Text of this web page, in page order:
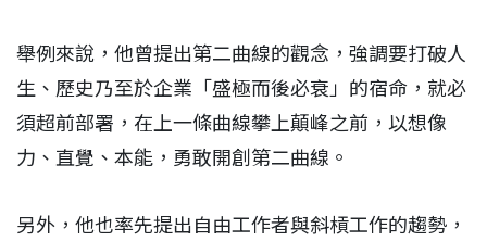
舉例來說，他曾提出第二曲線的觀念，強調要打破人
生、歷史乃至於企業「盛極而後必衰」的宿命，就必
須超前部署，在上一條曲線攀上顛峰之前，以想像
力、直覺、本能，勇敢開創第二曲線。
另外，他也率先提出自由工作者與斜槓工作的趨勢，